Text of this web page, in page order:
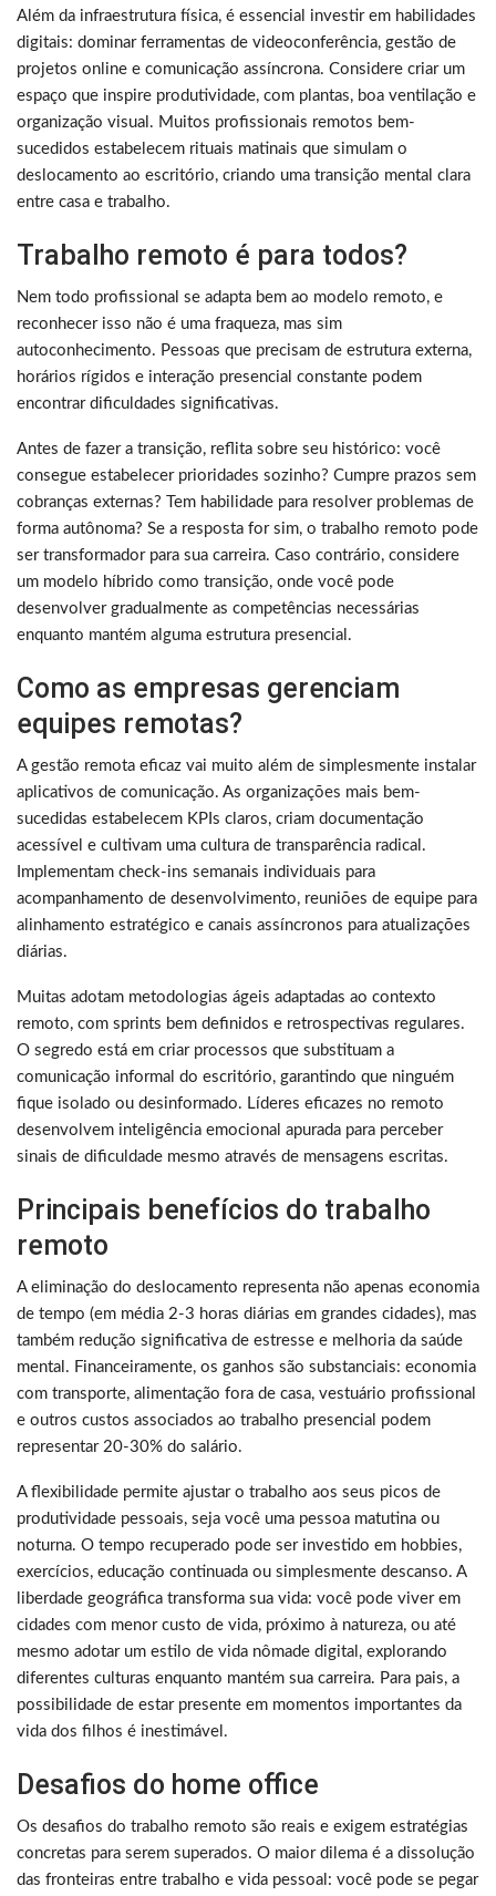
Além da infraestrutura física, é essencial investir em habilidades
digitais: dominar ferramentas de videoconferência, gestão de
projetos online e comunicação assíncrona. Considere criar um
espaço que inspire produtividade, com plantas, boa ventilação e
organização visual. Muitos profissionais remotos bem-
sucedidos estabelecem rituais matinais que simulam o
deslocamento ao escritório, criando uma transição mental clara
entre casa e trabalho.
Trabalho remoto é para todos?
Nem todo profissional se adapta bem ao modelo remoto, e
reconhecer isso não é uma fraqueza, mas sim
autoconhecimento. Pessoas que precisam de estrutura externa,
horários rígidos e interação presencial constante podem
encontrar dificuldades significativas.
Antes de fazer a transição, reflita sobre seu histórico: você
consegue estabelecer prioridades sozinho? Cumpre prazos sem
cobranças externas? Tem habilidade para resolver problemas de
forma autônoma? Se a resposta for sim, o trabalho remoto pode
ser transformador para sua carreira. Caso contrário, considere
um modelo híbrido como transição, onde você pode
desenvolver gradualmente as competências necessárias
enquanto mantém alguma estrutura presencial.
Como as empresas gerenciam
equipes remotas?
A gestão remota eficaz vai muito além de simplesmente instalar
aplicativos de comunicação. As organizações mais bem-
sucedidas estabelecem KPIs claros, criam documentação
acessível e cultivam uma cultura de transparência radical.
Implementam check-ins semanais individuais para
acompanhamento de desenvolvimento, reuniões de equipe para
alinhamento estratégico e canais assíncronos para atualizações
diárias.
Muitas adotam metodologias ágeis adaptadas ao contexto
remoto, com sprints bem definidos e retrospectivas regulares.
O segredo está em criar processos que substituam a
comunicação informal do escritório, garantindo que ninguém
fique isolado ou desinformado. Líderes eficazes no remoto
desenvolvem inteligência emocional apurada para perceber
sinais de dificuldade mesmo através de mensagens escritas.
Principais benefícios do trabalho
remoto
A eliminação do deslocamento representa não apenas economia
de tempo (em média 2-3 horas diárias em grandes cidades), mas
também redução significativa de estresse e melhoria da saúde
mental. Financeiramente, os ganhos são substanciais: economia
com transporte, alimentação fora de casa, vestuário profissional
e outros custos associados ao trabalho presencial podem
representar 20-30% do salário.
A flexibilidade permite ajustar o trabalho aos seus picos de
produtividade pessoais, seja você uma pessoa matutina ou
noturna. O tempo recuperado pode ser investido em hobbies,
exercícios, educação continuada ou simplesmente descanso. A
liberdade geográfica transforma sua vida: você pode viver em
cidades com menor custo de vida, próximo à natureza, ou até
mesmo adotar um estilo de vida nômade digital, explorando
diferentes culturas enquanto mantém sua carreira. Para pais, a
possibilidade de estar presente em momentos importantes da
vida dos filhos é inestimável.
Desafios do home office
Os desafios do trabalho remoto são reais e exigem estratégias
concretas para serem superados. O maior dilema é a dissolução
das fronteiras entre trabalho e vida pessoal: você pode se pegar